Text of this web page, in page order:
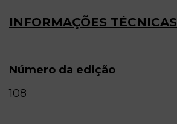
INFORMAÇÕES TÉCNICAS
Número da edição
108